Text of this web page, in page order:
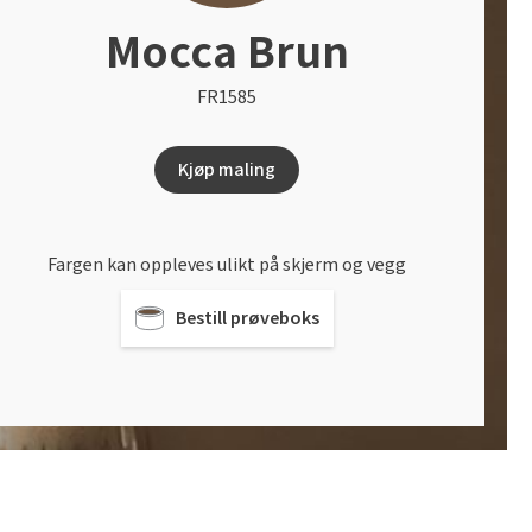
Mocca Brun
FR1585
Kjøp maling
Fargen kan oppleves ulikt på skjerm og vegg
Bestill prøveboks